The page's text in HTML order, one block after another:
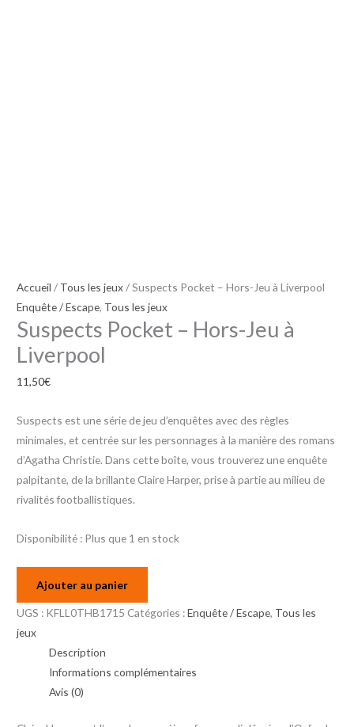
Accueil / Tous les jeux/ Suspects Pocket – Hors-Jeu à Liverpool
Enquête / Escape, Tous les jeux
Suspects Pocket – Hors-Jeu à
Liverpool
11,50€
Suspects est une série de jeu d’enquêtes avec des règles
minimales, et centrée sur les personnages à la manière des romans
d’Agatha Christie. Dans cette boîte, vous trouverez une enquête
palpitante, de la brillante Claire Harper, prise à partie au milieu de
rivalités footballistiques.
Disponibilité : Plus que 1 en stock
Ajouter au panier
UGS : KFLL0THB1715 Catégories :Enquête / Escape, Tous les
jeux
Description
Informations complémentaires
Avis (0)